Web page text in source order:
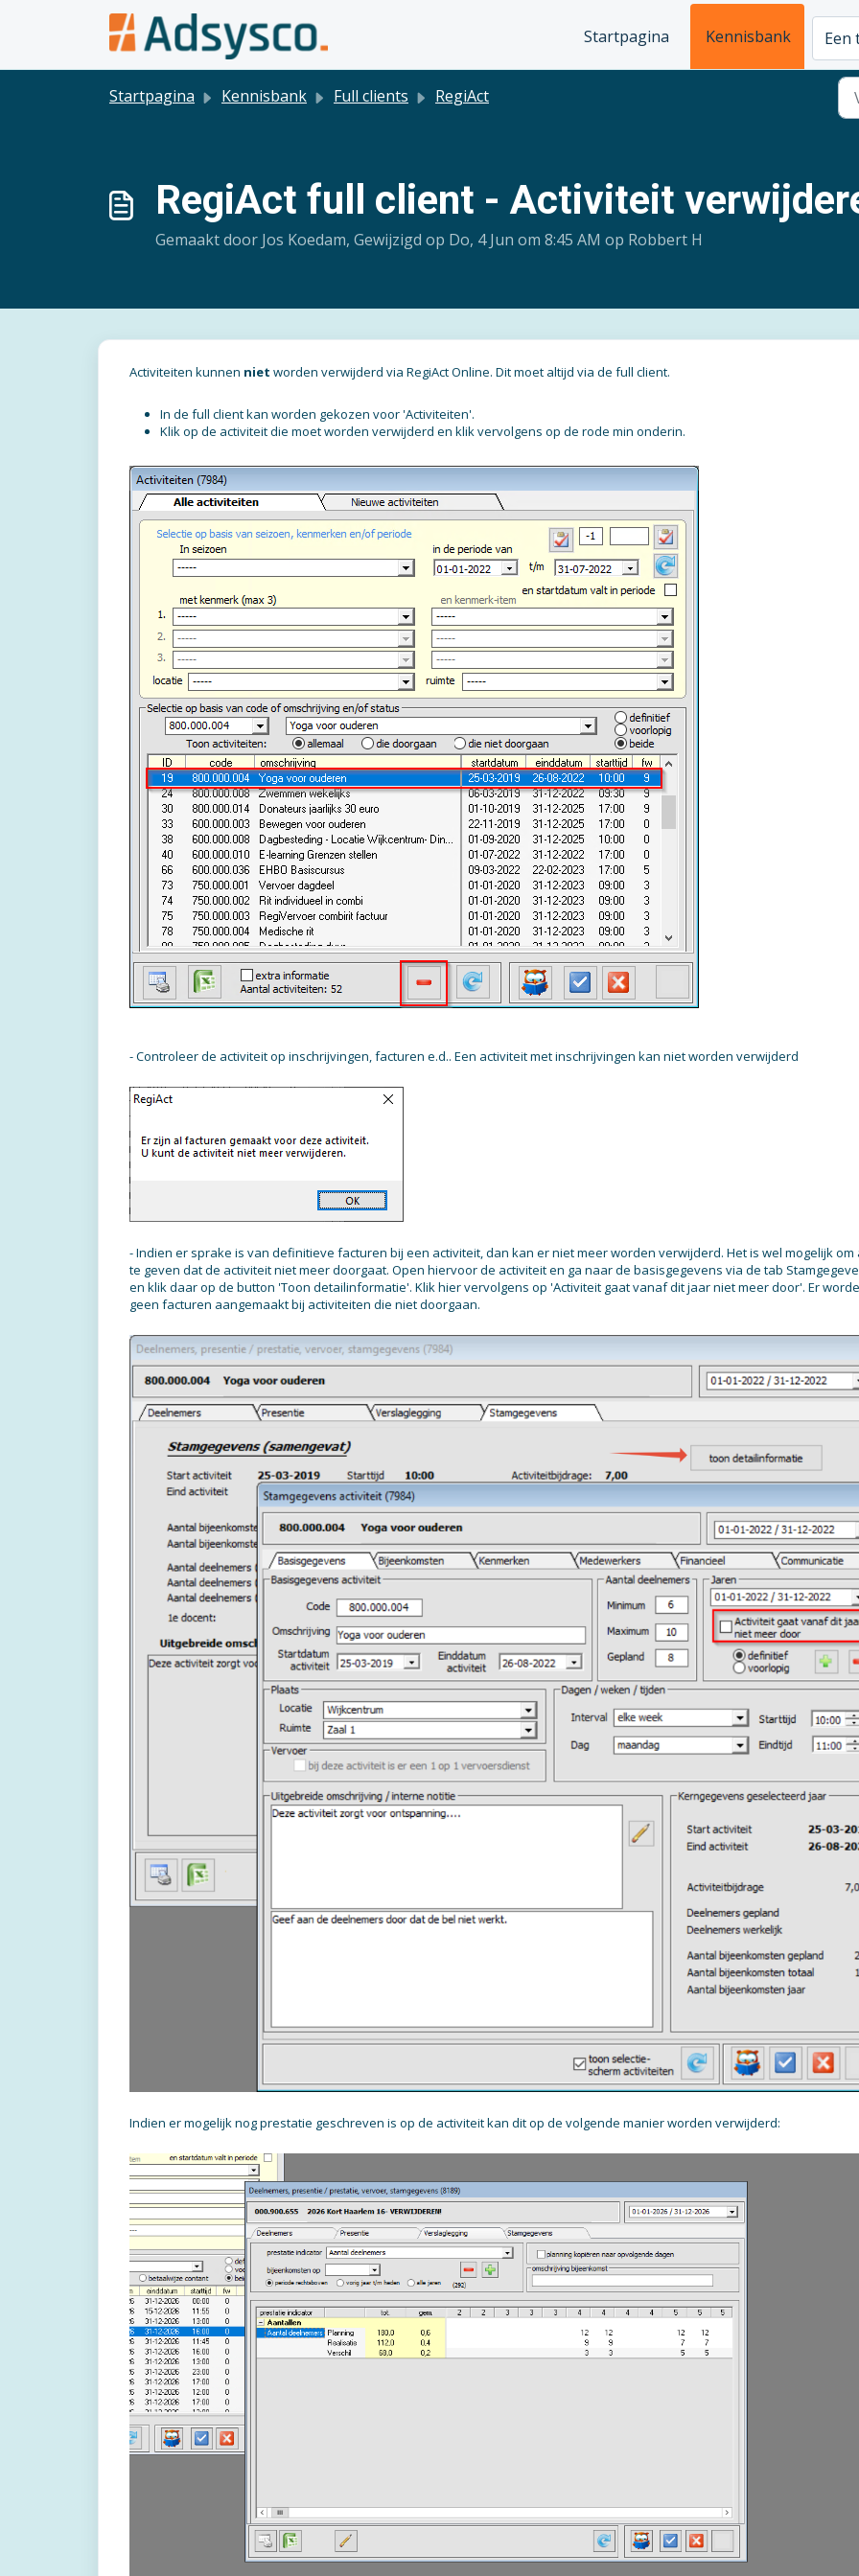
Doorgaan naar hoofdinhoud
Startpagina
Kennisbank Een
Startpagina Kennisbank Full clients RegiAct
RegiAct full client - Activiteit
Gemaakt door Jos Koedam, Gewijzigd op Do, 4 Jun om 8:45 AM op Robbert H
Activiteiten kunnen niet worden verwijderd via RegiAct Online. Dit moet altijd via de full client.
In de full client kan worden gekozen voor 'Activiteiten'.
Klik op de activiteit die moet worden verwijderd en klik vervolgens op de rode min onderin.
- Controleer de activiteit op inschrijvingen, facturen e.d.. Een activiteit met inschrijvingen kan niet worden verwijderd
- Indien er sprake is van definitieve facturen bij een activiteit, dan kan er niet meer worden verwijderd. Het is wel mogelijk om
te geven dat de activiteit niet meer doorgaat. Open hiervoor de activiteit en ga naar de basisgegevens via de tab
en klik daar op de button 'Toon detailinformatie'. Klik hier vervolgens op 'Activiteit gaat vanaf dit jaar niet meer door'. Er
geen facturen aangemaakt bij activiteiten die niet doorgaan.
Indien er mogelijk nog prestatie geschreven is op de activiteit kan dit op de volgende manier worden verwijderd: